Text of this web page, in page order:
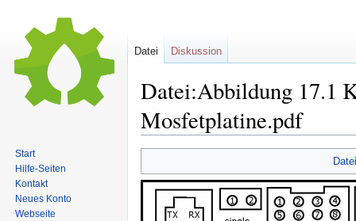
Datei:Abbildung 17.1
Mosfetplatine.pdf
Navigation
springen
Suche
springen
Datei Diskussion
Start
Hilfe-Seiten
Kontakt
Neues Konto
Webseite